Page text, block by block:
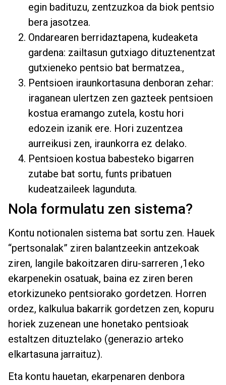
egin badituzu, zentzuzkoa da biok pentsio
bera jasotzea.
Ondarearen berridaztapena, kudeaketa
gardena: zailtasun gutxiago dituztenentzat
gutxieneko pentsio bat bermatzea.,
Pentsioen iraunkortasuna denboran zehar:
iraganean ulertzen zen gazteek pentsioen
kostua eramango zutela, kostu hori
edozein izanik ere. Hori zuzentzea
aurreikusi zen, iraunkorra ez delako.
Pentsioen kostua babesteko bigarren
zutabe bat sortu, funts pribatuen
kudeatzaileek lagunduta.
Nola formulatu zen sistema?
Kontu notionalen sistema bat sortu zen. Hauek
“pertsonalak” ziren balantzeekin antzekoak
ziren, langile bakoitzaren diru-sarreren ,1eko
ekarpenekin osatuak, baina ez ziren beren
etorkizuneko pentsiorako gordetzen. Horren
ordez, kalkulua bakarrik gordetzen zen, kopuru
horiek zuzenean une honetako pentsioak
estaltzen dituztelako (generazio arteko
elkartasuna jarraituz).
Eta kontu hauetan, ekarpenaren denbora